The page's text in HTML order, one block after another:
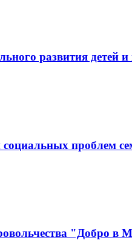
развития детей и
социальных проблем
"Добро в